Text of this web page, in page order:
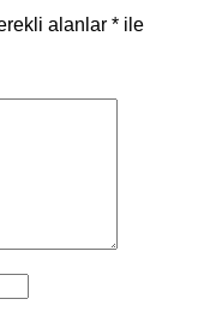
alanlar * ile